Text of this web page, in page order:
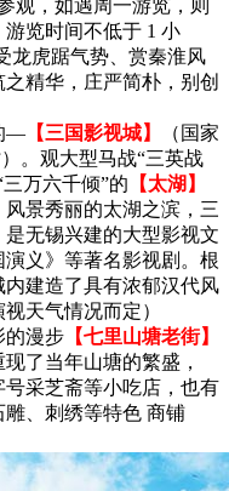
观，如遇周一游览，则
览时间不低于 1 小
龙虎踞气势、赏秦淮风
精华，庄严简朴，别创
— 【三国影视城】
（国家
。观大型马战“三英战
万六千倾”的 【太湖】
景秀丽的太湖之滨，三
无锡兴建的大型影视文
义》等著名影视剧。根
建造了具有浓郁汉代风
天气情况而定）
的漫步 【七里山塘老街】
了当年山塘的繁盛，
采芝斋等小吃店，也有
、刺绣等特色 商铺